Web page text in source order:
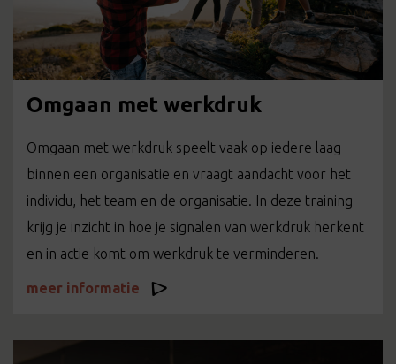
Omgaan met werkdruk
Omgaan met werkdruk speelt vaak op iedere laag
binnen een organisatie en vraagt aandacht voor het
individu, het team en de organisatie. In deze training
krijg je inzicht in hoe je signalen van werkdruk herkent
en in actie komt om werkdruk te verminderen.
meer informatie